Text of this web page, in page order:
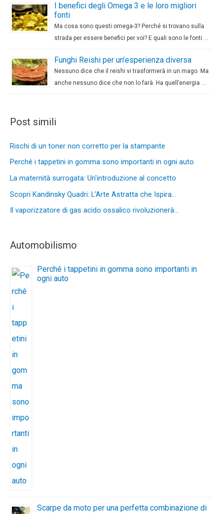
I benefici degli Omega 3 e le loro migliori
fonti
Ma cosa sono questi omega-3? Perché si trovano sulla
strada per essere benefici per voi? E quali sono le fonti …
Funghi Reishi per un’esperienza diversa
Nessuno dice che il reishi vi trasformerà in un mago. Ma
anche nessuno dice che non lo farà. Ha quell’energia …
Post simili
Rischi di un toner non corretto per la stampante
Perché i tappetini in gomma sono importanti in ogni auto
La maternità surrogata: Un'introduzione al concetto
Scopri Kandinsky Quadri: L’Arte Astratta che Ispira…
Il vaporizzatore di gas acido ossalico rivoluzionerà…
Automobilismo
Perché i tappetini in gomma sono importanti in
ogni auto
Scarpe da moto per una perfetta combinazione di